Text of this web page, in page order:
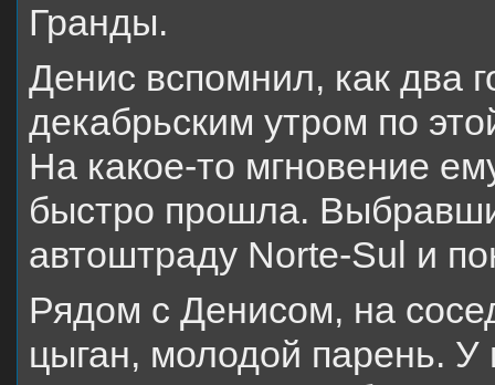
Гранды.
Денис вспомнил, как два
декабрьским утром по
На какое-то мгновение
быстро прошла.
автоштраду Norte-Sul и
Рядом с Денисом, на
цыган, молодой парень.